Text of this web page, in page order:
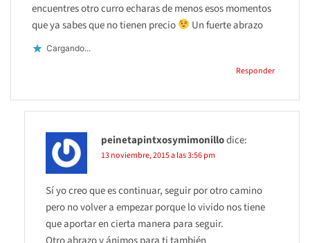
encuentres otro curro echaras de menos esos momentos
que ya sabes que no tienen precio
Un fuerte abrazo
Cargando...
Responder
peinetapintxosymimonillodice:
13 noviembre, 2015 a las 3:56 pm
Sí yo creo que es continuar, seguir por otro camino
pero no volver a empezar porque lo vivido nos tiene
que aportar en cierta manera para seguir.